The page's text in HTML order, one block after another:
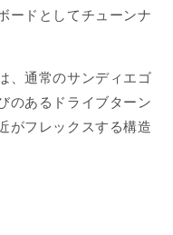
ードとしてチューンナ
、通常のサンディエゴ
のあるドライブターン
がフレックスする構造